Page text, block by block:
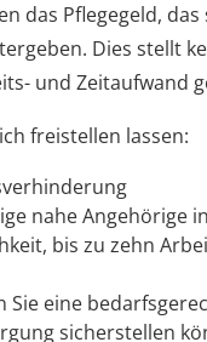
das Pflegegeld,
Dies stellt
und Zeitaufwand
freistellen lassen:
nahe Angehörige
bis zu zehn
Sie eine
sicherstellen